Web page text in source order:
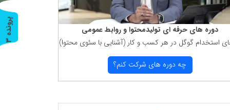
دوره های حرفه ای تولیدمحتوا و روابط عمومی
استخدام گوگل در هر كسب و كار (آشنایی با سئوی محتوا)
چه دوره های شركت كنم؟
پ
ر
و
ن
د
ه
3